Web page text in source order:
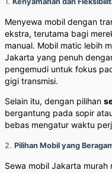
Menyewa mobil dengan
ekstra, terutama bagi
manual. Mobil matic lebih
Jakarta yang penuh
pengemudi untuk fokus
gigi transmisi.
Selain itu, dengan pilihan
bergantung pada sopir
bebas mengatur waktu
2. Pilihan Mobil yang
Sewa mobil Jakarta